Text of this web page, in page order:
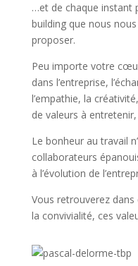
…et de chaque instant
building que nous
proposer.
Peu importe votre
dans l’entreprise,
l’empathie, la
de valeurs à
Le bonheur au travail
collaborateurs
à l’évolution de
Vous retrouverez
la convivialité, ces